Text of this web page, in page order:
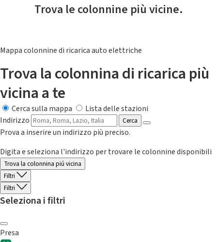
Trova le colonnine più vicine.
Mappa colonnine di ricarica auto elettriche
Trova la colonnina di ricarica più
vicina a te
Cerca sulla mappa
Lista delle stazioni
Indirizzo
Cerca
Prova a inserire un indirizzo più preciso.
Digita e seleziona l'indirizzo per trovare le colonnine disponibili
Trova la colonnina piú vicina
Filtri
Filtri
Seleziona i filtri
Presa